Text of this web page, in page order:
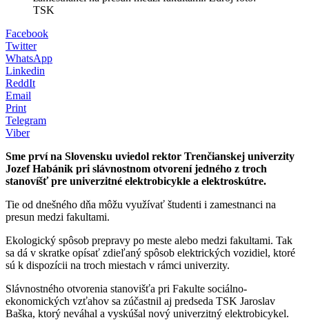
TSK
Facebook
Twitter
WhatsApp
Linkedin
ReddIt
Email
Print
Telegram
Viber
Sme prví na Slovensku uviedol rektor Trenčianskej univerzity
Jozef Habánik pri slávnostnom otvorení jedného z troch
stanovíšť pre univerzitné elektrobicykle a elektroskútre.
Tie od dnešného dňa môžu využívať študenti i zamestnanci na
presun medzi fakultami.
Ekologický spôsob prepravy po meste alebo medzi fakultami. Tak
sa dá v skratke opísať zdieľaný spôsob elektrických vozidiel, ktoré
sú k dispozícii na troch miestach v rámci univerzity.
Slávnostného otvorenia stanovišťa pri Fakulte sociálno-
ekonomických vzťahov sa zúčastnil aj predseda TSK Jaroslav
Baška, ktorý neváhal a vyskúšal nový univerzitný elektrobicykel.